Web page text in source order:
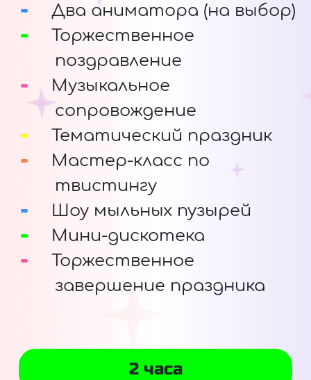
Два аниматора (на выбор)
Торжественное
поздравление
Музыкальное
сопровождение
Тематический праздник
Мастер-класс по
твистингу
Шоу мыльных пузырей
Мини-дискотека
Торжественное
завершение праздника
2 часа